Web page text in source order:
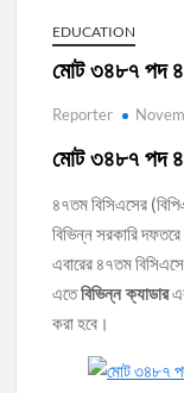
EDUCATION
মোট ৩৪৮৭ পদ
Reporter
মোট ৩৪৮৭ পদ
৪৭তম বিসিএসের
বিভিন্ন সরকারি
এবারের ৪৭তম
এতেবিভিন্ন ক্যাডার
করা হবে।